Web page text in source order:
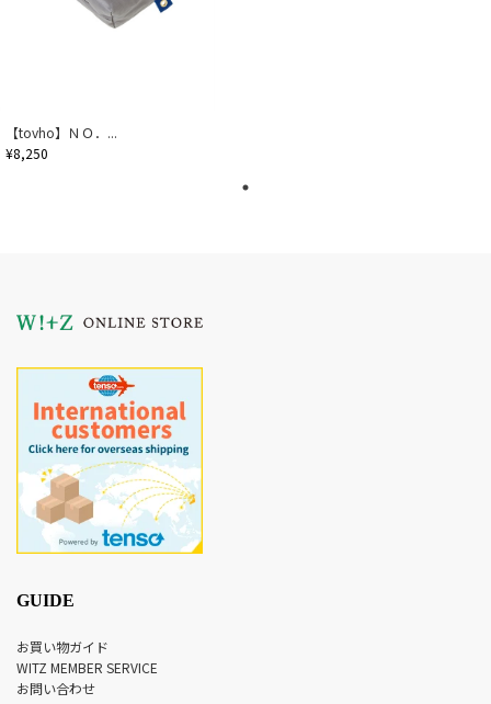
【tovho】ＮＯ．...
¥8,250
GUIDE
お買い物ガイド
WITZ MEMBER SERVICE
お問い合わせ